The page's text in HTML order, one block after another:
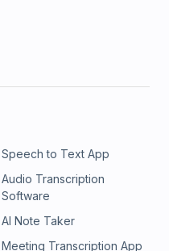
Speech to Text App
Audio Transcription
Software
AI Note Taker
Meeting Transcription App